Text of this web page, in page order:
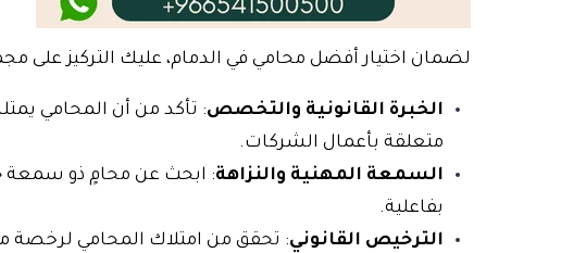
لضمان اختيار أفضل محامي في الدمام، عليك التركيز على
الخبرة القانونية والتخصص: تأكد من أن المحامي
متعلقة بأعمال الشركات.
السمعة المهنية والنزاهة: ابحث عن محامٍ ذو سمعة
بفاعلية.
الترخيص القانوني: تحقق من امتلاك المحامي لرخصة